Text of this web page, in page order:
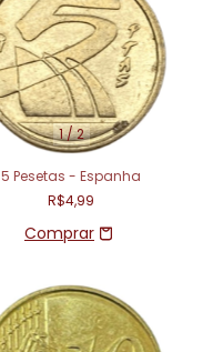
1/2
5 Pesetas - Espanha
R$4,99